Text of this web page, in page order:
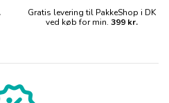
Gratis levering til PakkeShop i DK
ved køb for min. 399 kr.